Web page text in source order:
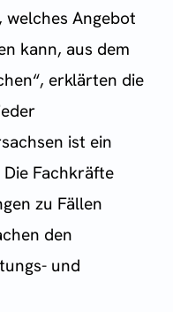
welches Angebot
kann, aus dem
erklärten die
ist ein
Fachkräfte
zu Fällen
den
und